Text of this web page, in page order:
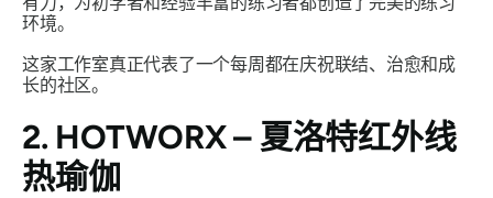
环境。
这家工作室真正代表了一个每周都在庆祝联结、治愈和成
长的社区。
2. HOTWORX – 夏洛特红外线
热瑜伽